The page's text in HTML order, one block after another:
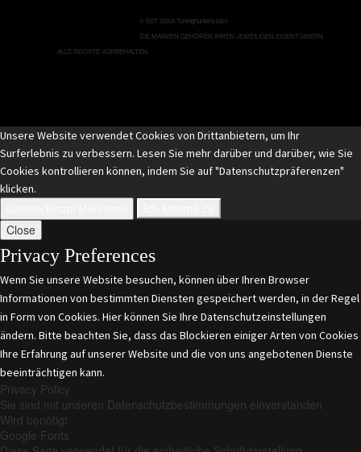
© EST 20XIII Tuninghunters.com
DIE MARKEN GEHÖREN IHREN JEWEILIGEN EIGENTÜMERN.
ALLE RECHTE VORBEHALTEN.
Unsere Website verwendet Cookies von Drittanbietern, um Ihr
Surferlebnis zu verbessern. Lesen Sie mehr darüber und darüber, wie Sie
Cookies kontrollieren können, indem Sie auf "Datenschutzpräferenzen"
klicken.
Close
Privacy Preferences
Wenn Sie unsere Website besuchen, können über Ihren Browser
Informationen von bestimmten Diensten gespeichert werden, in der Regel
in Form von Cookies. Hier können Sie Ihre Datenschutzeinstellungen
ändern. Bitte beachten Sie, dass das Blockieren einiger Arten von Cookies
Ihre Erfahrung auf unserer Website und die von uns angebotenen Dienste
beeinträchtigen kann.
Privacy Policy
Sie sind mit unseren Datenschutzbestimmungen einverstanden
Wird benötigt
Google Fonts